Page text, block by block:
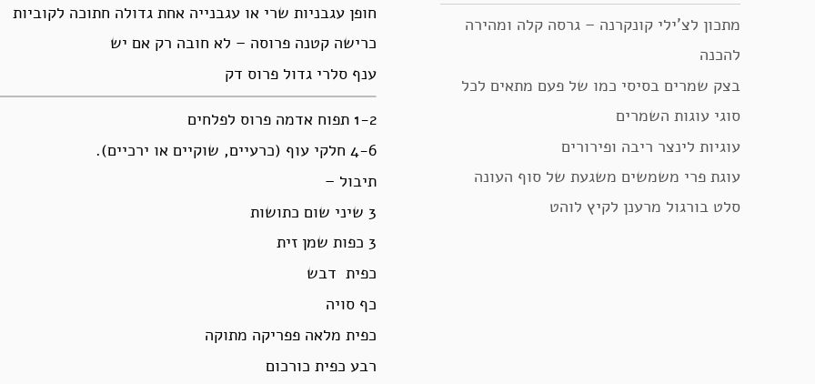
חופן עגבניות שרי או עגבנייה אחת גדולה חתוכה לקוביות
כרישה קטנה פרוסה – לא חובה רק אם יש
ענף סלרי גדול פרוס דק
1-2 תפוח אדמה פרוס לפלחים
4-6 חלקי עוף (כרעיים, שוקיים או ירכיים).
תיבול –
3 שיני שום כתושות
3 כפות שמן זית
כפית דבש
כף סויה
כפית מלאה פפריקה מתוקה
רבע כפית כורכום
מתכון לצ’ילי קונקרנה – גרסה קלה ומהירה
להכנה
בצק שמרים בסיסי כמו של פעם מתאים לכל
סוגי עוגות השמרים
עוגיות לינצר ריבה ופירורים
עוגת פרי משמשים משגעת של סוף העונה
סלט בורגול מרענן לקיץ לוהט